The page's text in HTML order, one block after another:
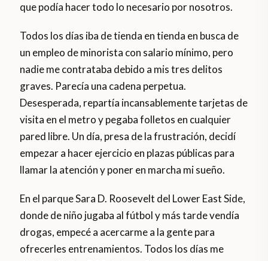
que podía hacer todo lo necesario por nosotros.
Todos los días iba de tienda en tienda en busca de
un empleo de minorista con salario mínimo, pero
nadie me contrataba debido a mis tres delitos
graves. Parecía una cadena perpetua.
Desesperada, repartía incansablemente tarjetas de
visita en el metro y pegaba folletos en cualquier
pared libre. Un día, presa de la frustración, decidí
empezar a hacer ejercicio en plazas públicas para
llamar la atención y poner en marcha mi sueño.
En el parque Sara D. Roosevelt del Lower East Side,
donde de niño jugaba al fútbol y más tarde vendía
drogas, empecé a acercarme a la gente para
ofrecerles entrenamientos. Todos los días me